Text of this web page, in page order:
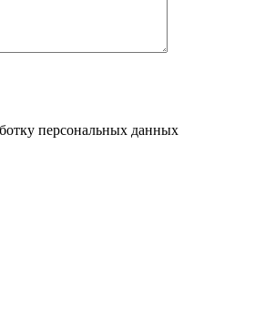
персональных данных